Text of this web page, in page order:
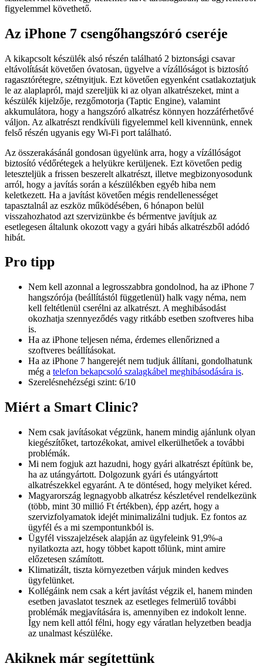
figyelemmel követhető.
Az iPhone 7 csengőhangszóró cseréje
A kikapcsolt készülék alsó részén található 2 biztonsági csavar
eltávolítását követően óvatosan, ügyelve a vízállóságot is biztosító
ragasztórétegre, szétnyitjuk. Ezt követően egyenként csatlakoztatjuk
le az alaplapról, majd szereljük ki az olyan alkatrészeket, mint a
készülék kijelzője, rezgőmotorja (Taptic Engine), valamint
akkumulátora, hogy a hangszóró alkatrész könnyen hozzáférhetővé
váljon. Az alkatrészt rendkívüli figyelemmel kell kivennünk, ennek
felső részén ugyanis egy Wi-Fi port található.
Az összerakásánál gondosan ügyelünk arra, hogy a vízállóságot
biztosító védőrétegek a helyükre kerüljenek. Ezt követően pedig
leteszteljük a frissen beszerelt alkatrészt, illetve megbizonyosodunk
arról, hogy a javítás során a készülékben egyéb hiba nem
keletkezett. Ha a javítást követően mégis rendellenességet
tapasztalnál az eszköz működésében, 6 hónapon belül
visszahozhatod azt szervizünkbe és bérmentve javítjuk az
esetlegesen általunk okozott vagy a gyári hibás alkatrészből adódó
hibát.
Pro tipp
Nem kell azonnal a legrosszabbra gondolnod, ha az iPhone 7
hangszórója (beállítástól függetlenül) halk vagy néma, nem
kell feltétlenül cserélni az alkatrészt. A meghibásodást
okozhatja szennyeződés vagy ritkább esetben szoftveres hiba
is.
Ha az iPhone teljesen néma, érdemes ellenőrizned a
szoftveres beállításokat.
Ha az iPhone 7 hangerejét nem tudjuk állítani, gondolhatunk
még a telefon bekapcsoló szalagkábel meghibásodására is.
Szerelésnehézségi szint: 6/10
Miért a Smart Clinic?
Nem csak javításokat végzünk, hanem mindig ajánlunk olyan
kiegészítőket, tartozékokat, amivel elkerülhetőek a további
problémák.
Mi nem fogjuk azt hazudni, hogy gyári alkatrészt építünk be,
ha az utángyártott. Dolgozunk gyári és utángyártott
alkatrészekkel egyaránt. A te döntésed, hogy melyiket kéred.
Magyarország legnagyobb alkatrész készletével rendelkezünk
(több, mint 30 millió Ft értékben), épp azért, hogy a
szervizfolyamatok idejét minimalizálni tudjuk. Ez fontos az
ügyfél és a mi szempontunkból is.
Ügyfél visszajelzések alapján az ügyfeleink 91,9%-a
nyilatkozta azt, hogy többet kapott tőlünk, mint amire
előzetesen számított.
Klimatizált, tiszta környezetben várjuk minden kedves
ügyfelünket.
Kollégáink nem csak a kért javítást végzik el, hanem minden
esetben javaslatot tesznek az esetleges felmerülő további
problémák megjavítására is, amennyiben ez indokolt lenne.
Így nem kell attól félni, hogy egy váratlan helyzetben beadja
az unalmast készüléke.
Akiknek már segítettünk